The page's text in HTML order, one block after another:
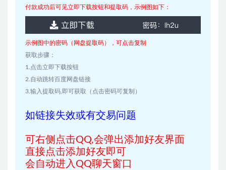
付款成功后可见立即下载按钮和提取码，示例图如下：
示例图中的密码（网盘提取码），可点击复制
获取步骤：
1.点击立即下载按钮
2.自动跳转百度网盘链接
3.输入提取码,即可获取（点击密码可复制）
如链接失效或有交易问题
可右侧点击QQ,会弹出添加好友界面
直接点击添加好友即可
会自动进入QQ聊天窗口